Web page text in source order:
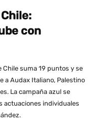
con
suma 19 puntos y se
a Audax Italiano, Palestino
La campaña azul se
actuaciones individuales